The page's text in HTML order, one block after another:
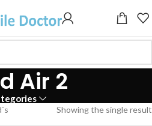
Air 2
Showing the single result